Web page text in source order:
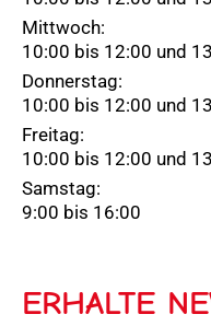
Mittwoch:
10:00 bis 12:00 und
Donnerstag:
10:00 bis 12:00 und
Freitag:
10:00 bis 12:00 und
Samstag:
9:00 bis 16:00
ERHALTE